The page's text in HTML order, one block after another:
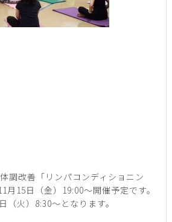
調改善「リンパコンディショニン
月15日（金）19:00～開催予定です。
（火）8:30～となります。